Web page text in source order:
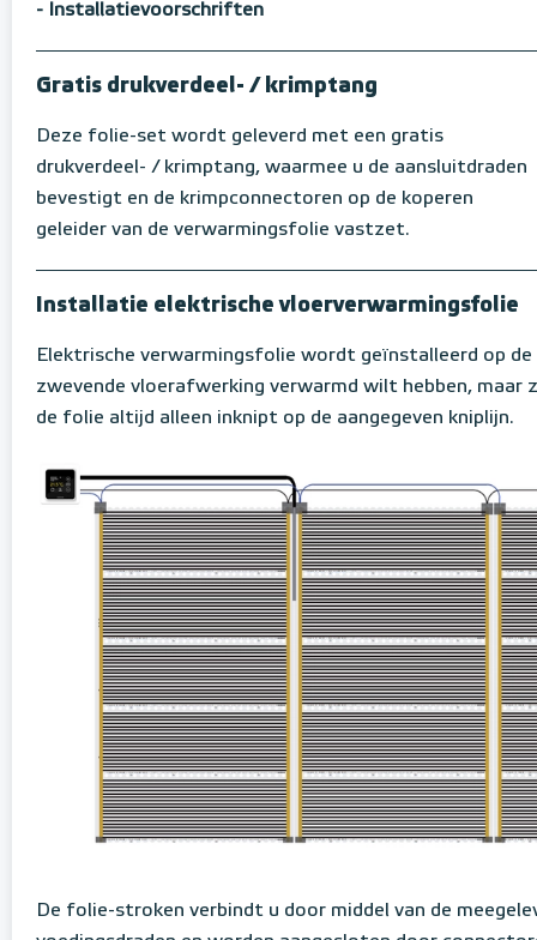
- Installatievoorschriften
Gratis drukverdeel- / krimptang
Deze folie-set wordt geleverd met een gratis
drukverdeel- / krimptang, waarmee u de aansluitdraden
bevestigt en de krimpconnectoren op de koperen
geleider van de verwarmingsfolie vastzet.
Installatie elektrische vloerverwarmingsfolie
Elektrische verwarmingsfolie wordt geïnstalleerd op de
zwevende vloerafwerking verwarmd wilt hebben, maar
de folie altijd alleen inknipt op de aangegeven kniplijn.
De folie-stroken verbindt u door middel van de